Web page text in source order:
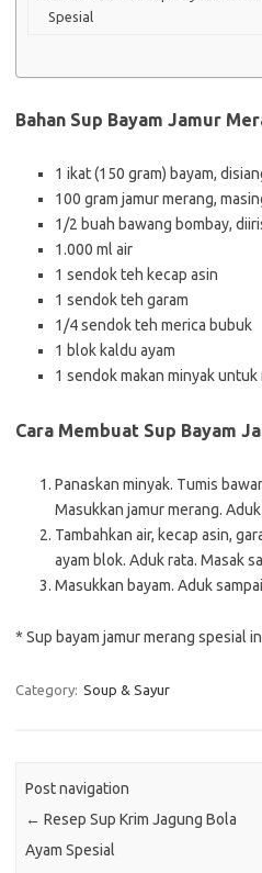
Spesial
Bahan Sup Bayam Jamur
1 ikat (150 gram) bayam,
100 gram jamur merang,
1/2 buah bawang bombay,
1.000 ml air
1 sendok teh kecap asin
1 sendok teh garam
1/4 sendok teh merica bubuk
1 blok kaldu ayam
1 sendok makan minyak untuk
Cara Membuat Sup Bayam
Panaskan minyak. Tumis
Masukkan jamur merang.
Tambahkan air, kecap asin,
ayam blok. Aduk rata. Masak
Masukkan bayam. Aduk
* Sup bayam jamur merang spesial
Category: Soup & Sayur
Post navigation
← Resep Sup Krim Jagung Bola
Ayam Spesial